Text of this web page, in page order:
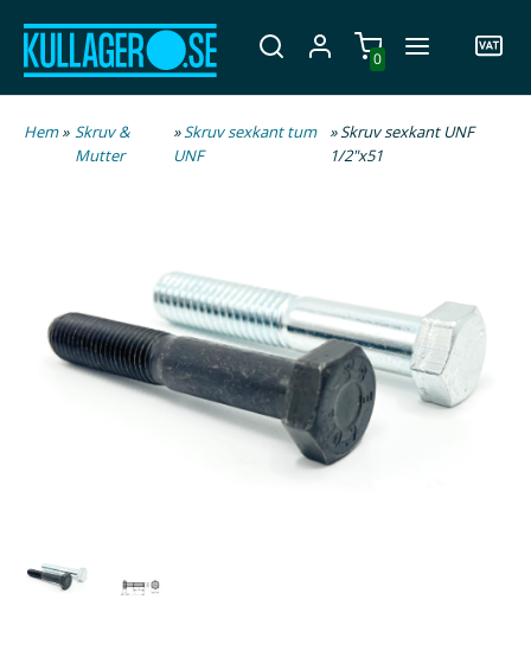
0
Hem» Skruv &
Mutter
»Skruv sexkant tum
UNF
» Skruv sexkant UNF
1/2"x51